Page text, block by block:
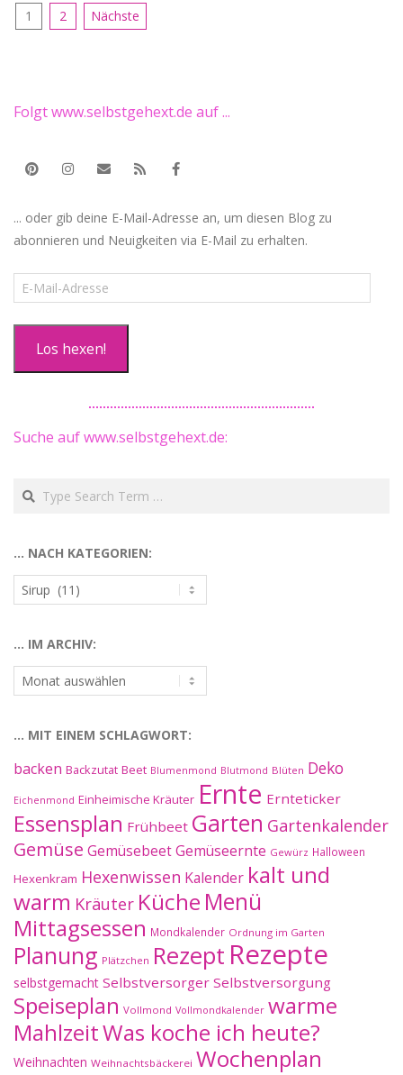
Seitennummerierung
der
1 2 Nächste
Folgt www.selbstgehext.de auf ...
... oder gib deine E-Mail-Adresse an, um diesen Blog zu
abonnieren und Neuigkeiten via E-Mail zu erhalten.
E-
Mail-
Los hexen!
Suche auf www.selbstgehext.de:
Search
… NACH KATEGORIEN:
…
nach
… IM ARCHIV:
…
im
… MIT EINEM SCHLAGWORT:
backen Backzutat Beet Blumenmond Blutmond Blüten Deko
Eichenmond Einheimische Kräuter Ernte Ernteticker
Essensplan Frühbeet Garten Gartenkalender
Gemüse GemüsebeetGemüseernte Gewürz Halloween
Hexenkram Hexenwissen Kalender kalt und
warm Kräuter Küche Menü
Mittagsessen Mondkalender Ordnung im Garten
Planung Plätzchen Rezept Rezepte
selbstgemacht Selbstversorger Selbstversorgung
Speiseplan Vollmond Vollmondkalender warme
MahlzeitWas koche ich heute?
Weihnachten Weihnachtsbäckerei Wochenplan